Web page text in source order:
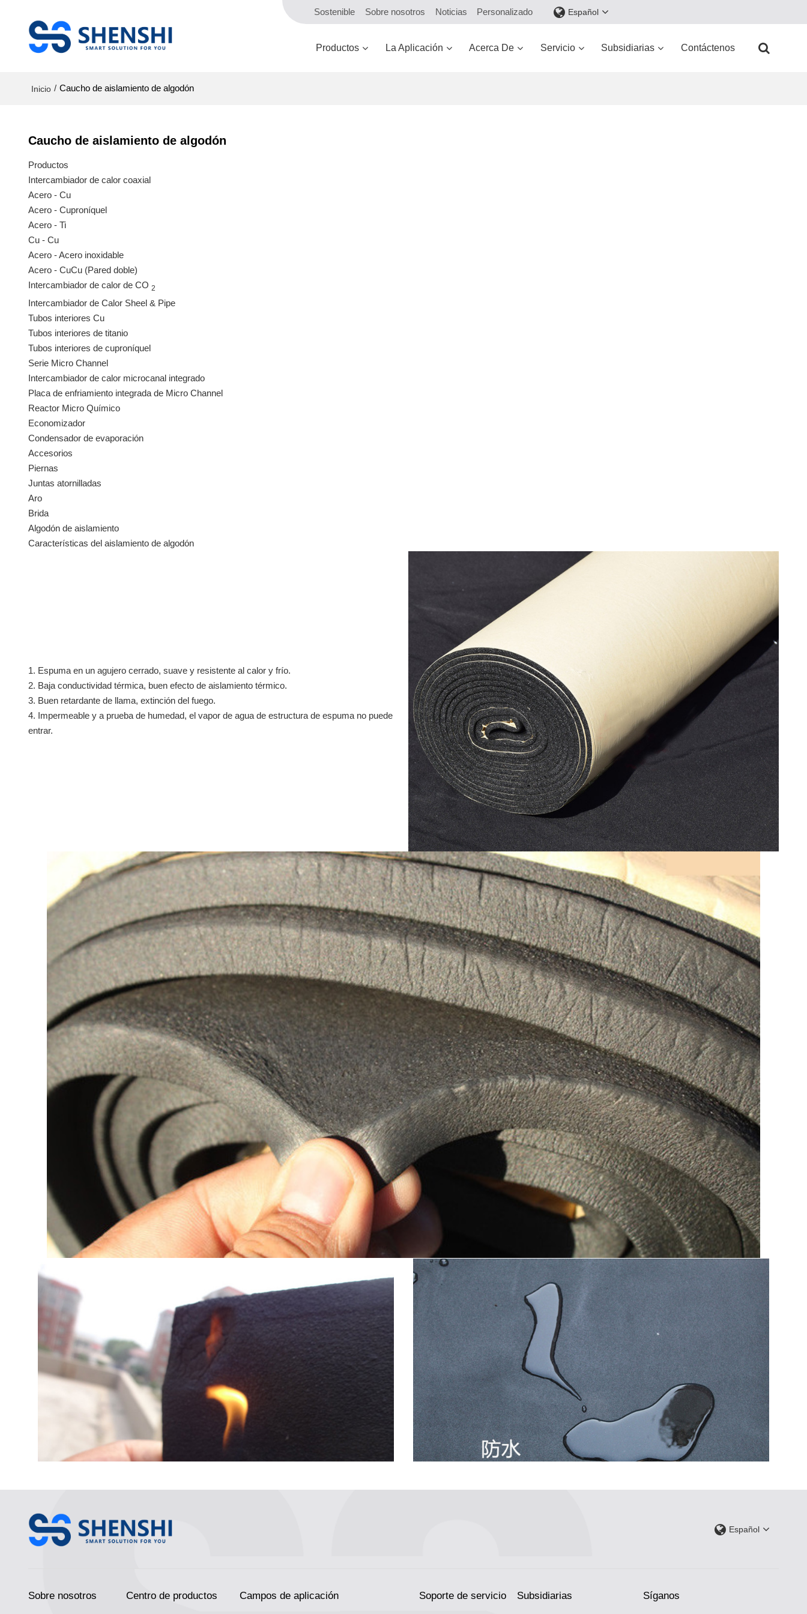
Sostenible Sobre nosotros Noticias Personalizado Español
Productos La Aplicación Acerca De Servicio Subsidiarias Contáctenos
Inicio / Caucho de aislamiento de algodón
Caucho de aislamiento de algodón
Productos
Intercambiador de calor coaxial
Acero - Cu
Acero - Cuproníquel
Acero - Ti
Cu - Cu
Acero - Acero inoxidable
Acero - CuCu (Pared doble)
Intercambiador de calor de CO 2
Intercambiador de Calor Sheel & Pipe
Tubos interiores Cu
Tubos interiores de titanio
Tubos interiores de cuproníquel
Serie Micro Channel
Intercambiador de calor microcanal integrado
Placa de enfriamiento integrada de Micro Channel
Reactor Micro Químico
Economizador
Condensador de evaporación
Accesorios
Piernas
Juntas atornilladas
Aro
Brida
Algodón de aislamiento
Características del aislamiento de algodón
1. Espuma en un agujero cerrado, suave y resistente al calor y frío.
2. Baja conductividad térmica, buen efecto de aislamiento térmico.
3. Buen retardante de llama, extinción del fuego.
4. Impermeable y a prueba de humedad, el vapor de agua de estructura de espuma no puede
entrar.
Español
Sobre nosotros Centro de productos Campos de aplicación Soporte de servicio Subsidiarias Síganos